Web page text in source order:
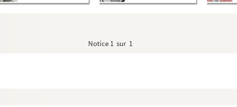
Notice 1 sur 1
d'Eve